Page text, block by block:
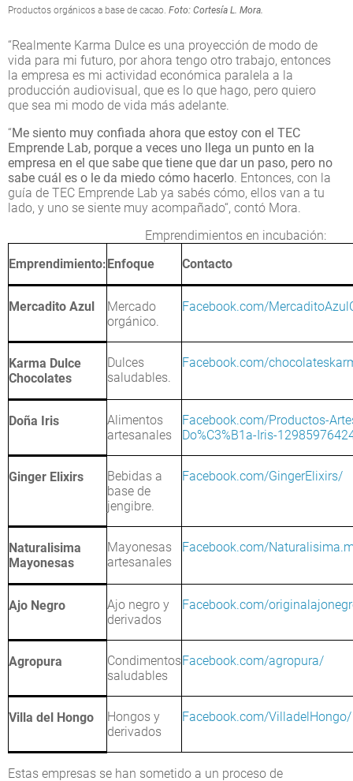
Productos orgánicos a base de cacao. Foto: Cortesía L. Mora.
“Realmente Karma Dulce es una proyección de modo de
vida para mi futuro, por ahora tengo otro trabajo, entonces
la empresa es mi actividad económica paralela a la
producción audiovisual, que es lo que hago, pero quiero
que sea mi modo de vida más adelante.
“Me siento muy confiada ahora que estoy con el TEC
Emprende Lab, porque a veces uno llega un punto en la
empresa en el que sabe que tiene que dar un paso, pero no
sabe cuál es o le da miedo cómo hacerlo. Entonces, con la
guía de TEC Emprende Lab ya sabés cómo, ellos van a tu
lado, y uno se siente muy acompañado“, contó Mora.
Emprendimientos en incubación:
Emprendimiento:Enfoque Contacto
Mercadito Azul
Mercado
orgánico.
Facebook.com/
Karma Dulce
Chocolates
Dulces
saludables.
Facebook.com/
Doña Iris
Alimentos
artesanales
Facebook.com/Productos-
Do%C3%B1a-Iris-
Ginger Elixirs
Bebidas a
base de
jengibre.
Facebook.com/GingerElixirs/
Naturalisima
Mayonesas
Mayonesas
artesanales
Facebook.com/
Ajo Negro
Ajo negro y
derivados
Facebook.com/
Agropura
Condimentos
saludables
Facebook.com/agropura/
Villa del Hongo
Hongos y
derivados
Facebook.com/VilladelHongo/
Estas empresas se han sometido a un proceso de